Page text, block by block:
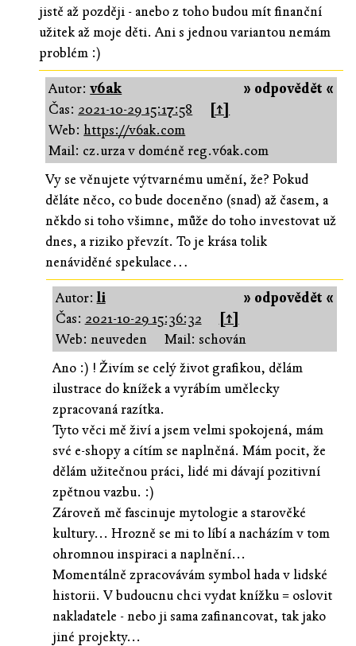
jistě až později - anebo z toho budou mít finanční
užitek až moje děti. Ani s jednou variantou nemám
problém :)
» odpovědět «
Autor:v6ak
Čas: 2021-10-29 15:17:58
[↑]
Web:https://v6ak.com
Mail: cz.urza v doméně reg.v6ak.com
Vy se věnujete výtvarnému umění, že? Pokud
děláte něco, co bude doceněno (snad) až časem, a
někdo si toho všimne, může do toho investovat už
dnes, a riziko převzít. To je krása tolik
nenáviděné spekulace…
» odpovědět «
Autor:li
Čas: 2021-10-29 15:36:32
[↑]
Web: neuveden
Mail: schován
Ano :) ! Živím se celý život grafikou, dělám
ilustrace do knížek a vyrábím umělecky
zpracovaná razítka.
Tyto věci mě živí a jsem velmi spokojená, mám
své e-shopy a cítím se naplněná. Mám pocit, že
dělám užitečnou práci, lidé mi dávají pozitivní
zpětnou vazbu. :)
Zároveň mě fascinuje mytologie a starověké
kultury... Hrozně se mi to líbí a nacházím v tom
ohromnou inspiraci a naplnění...
Momentálně zpracovávám symbol hada v lidské
historii. V budoucnu chci vydat knížku = oslovit
nakladatele - nebo ji sama zafinancovat, tak jako
jiné projekty...